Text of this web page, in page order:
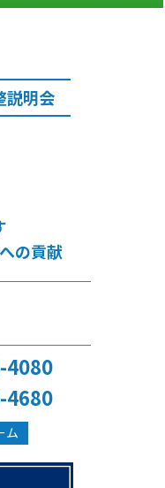
説明会
の貢献
4080
4680
ム